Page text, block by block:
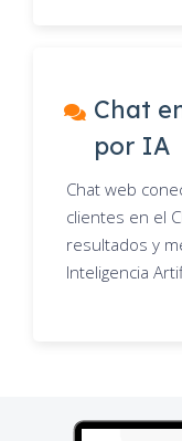
Chat
por IA
Chat web
clientes en el
resultados y
Inteligencia